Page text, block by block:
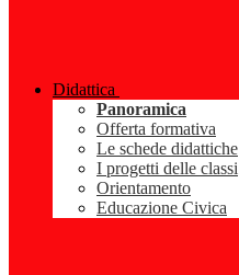
Didattica
Panoramica
Offerta formativa
Le schede didattiche
I progetti delle classi
Orientamento
Educazione Civica